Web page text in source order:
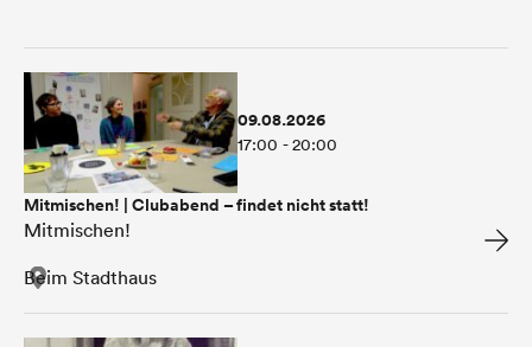
09.08.2026
17:00 - 20:00
Mitmischen! | Clubabend – findet nicht statt!
Mitmischen!
Beim Stadthaus